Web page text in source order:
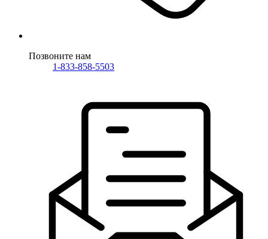
Позвоните нам
1-833-858-5503